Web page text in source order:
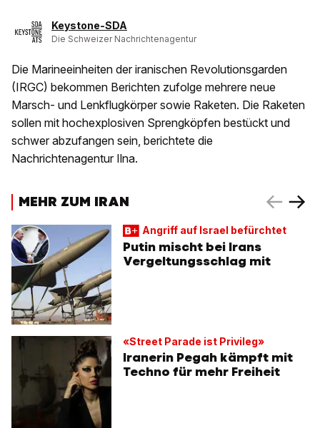
Keystone-SDA
Die Schweizer Nachrichtenagentur
Die Marineeinheiten der iranischen Revolutionsgarden
(IRGC) bekommen Berichten zufolge mehrere neue
Marsch- und Lenkflugkörper sowie Raketen. Die Raketen
sollen mit hochexplosiven Sprengköpfen bestückt und
schwer abzufangen sein, berichtete die
Nachrichtenagentur Ilna.
MEHR ZUM IRAN
Angriff auf Israel befürchtet
Putin mischt bei Irans
Vergeltungsschlag mit
«Street Parade ist Privileg»
Iranerin Pegah kämpft mit
Techno für mehr Freiheit